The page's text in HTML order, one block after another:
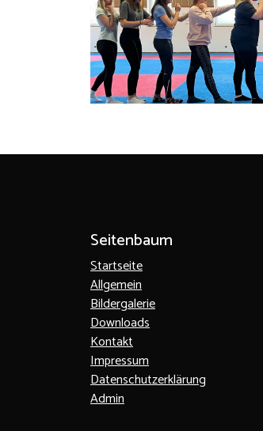
Seitenbaum
Startseite
Allgemein
Bildergalerie
Downloads
Kontakt
Impressum
Datenschutzerklärung
Admin